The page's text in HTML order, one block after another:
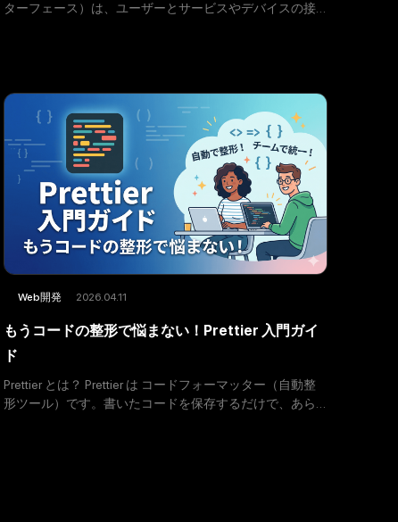
ターフェース）は、ユーザーとサービスやデバイスの接
Web開発 2026.04.11
もうコードの整形で悩まない！Prettier 入門ガイ
ド
Prettier とは？ Prettier は コードフォーマッター（自動整
形ツール）です。書いたコードを保存するだけで、あら